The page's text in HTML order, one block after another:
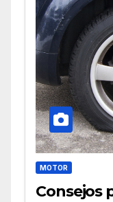
MOTOR
Consejos